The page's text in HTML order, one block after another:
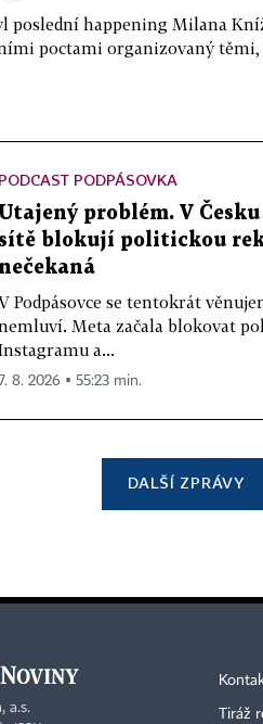
poslední happening Milana
poctami organizovaný
PODCAST PODPÁSOVKA
Utajený problém. V
sítě blokují politickou
nečekaná
Podpásovce se tentokrát
Meta začala blokovat
a...
8. 2026 ▪ 55:23 min.
DALŠÍ ZPRÁVY
a.s. Tiráž